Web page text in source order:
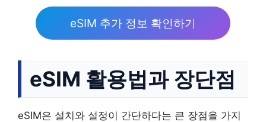
eSIM 추가 정보 확인하기
eSIM 활용법과 장단점
eSIM은 설치와 설정이 간단하다는 큰 장점을 가지